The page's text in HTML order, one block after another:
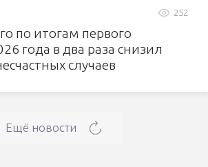
252
по итогам первого
года в два раза снизил
случаев
Ещё новости